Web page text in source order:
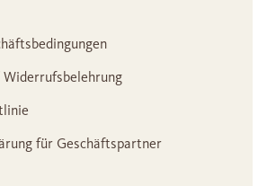
für Geschäftspartner